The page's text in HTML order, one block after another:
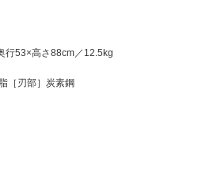
行53×高さ88cm／12.5kg
［刃部］炭素鋼